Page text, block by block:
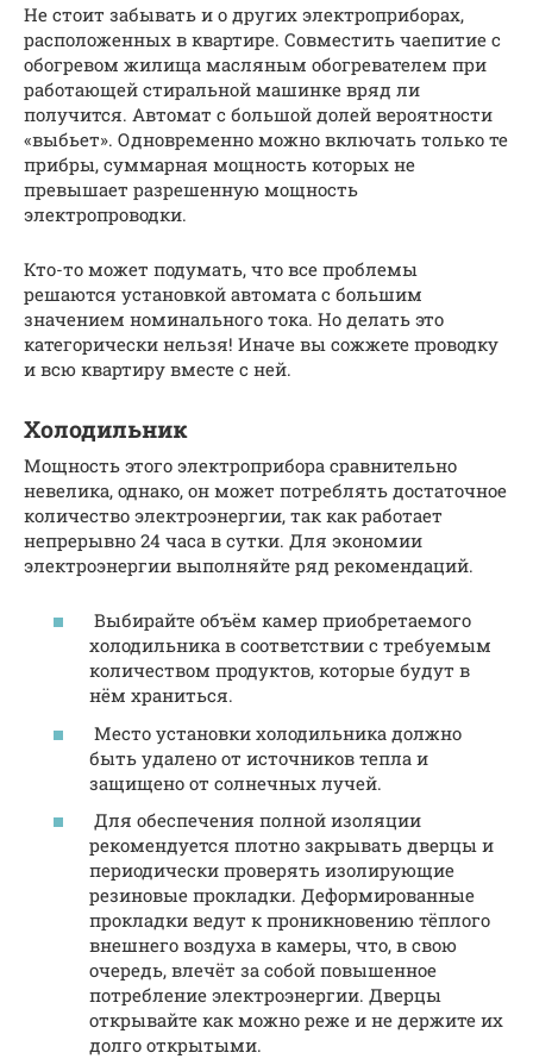
Не стоит забывать и о других электроприборах,
расположенных в квартире. Совместить чаепитие с
обогревом жилища масляным обогревателем при
работающей стиральной машинке вряд ли
получится. Автомат с большой долей вероятности
«выбьет». Одновременно можно включать только те
прибры, суммарная мощность которых не
превышает разрешенную мощность
электропроводки.
Кто-то может подумать, что все проблемы
решаются установкой автомата с большим
значением номинального тока. Но делать это
категорически нельзя! Иначе вы сожжете проводку
и всю квартиру вместе с ней.
Холодильник
Мощность этого электроприбора сравнительно
невелика, однако, он может потреблять достаточное
количество электроэнергии, так как работает
непрерывно 24 часа в сутки. Для экономии
электроэнергии выполняйте ряд рекомендаций.
Выбирайте объём камер приобретаемого
холодильника в соответствии с требуемым
количеством продуктов, которые будут в
нём храниться.
Место установки холодильника должно
быть удалено от источников тепла и
защищено от солнечных лучей.
Для обеспечения полной изоляции
рекомендуется плотно закрывать дверцы и
периодически проверять изолирующие
резиновые прокладки. Деформированные
прокладки ведут к проникновению тёплого
внешнего воздуха в камеры, что, в свою
очередь, влечёт за собой повышенное
потребление электроэнергии. Дверцы
открывайте как можно реже и не держите их
долго открытыми.